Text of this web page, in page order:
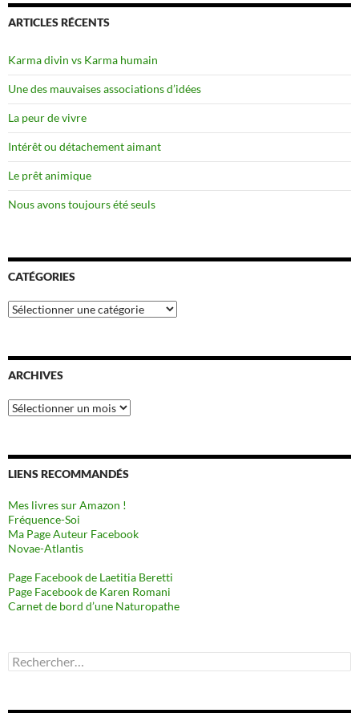
ARTICLES RÉCENTS
Karma divin vs Karma humain
Une des mauvaises associations d’idées
La peur de vivre
Intérêt ou détachement aimant
Le prêt animique
Nous avons toujours été seuls
CATÉGORIES
Catégories
ARCHIVES
Archives
LIENS RECOMMANDÉS
Mes livres sur Amazon !
Fréquence-Soi
Ma Page Auteur Facebook
Novae-Atlantis
Page Facebook de Laetitia Beretti
Page Facebook de Karen Romani
Carnet de bord d’une Naturopathe
Rechercher :